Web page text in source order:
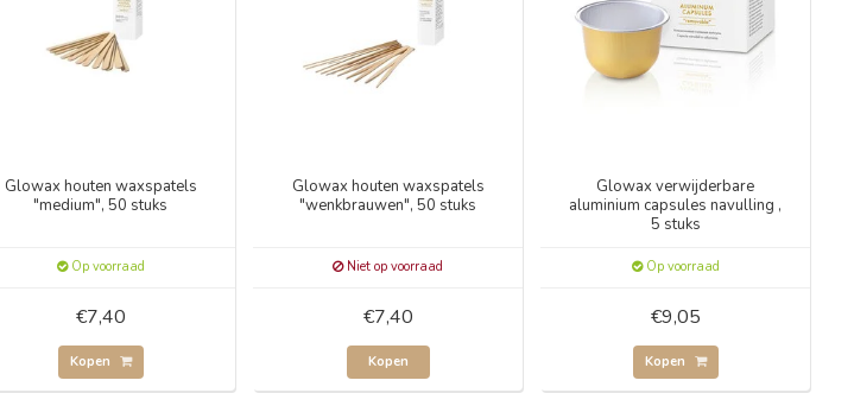
Glowax houten waxspatels
"medium", 50 stuks
Op voorraad
€7,40
Kopen
Glowax houten waxspatels
"wenkbrauwen", 50 stuks
Niet op voorraad
€7,40
Kopen
Glowax verwijderbare
aluminium capsules navulling ,
5 stuks
Op voorraad
€9,05
Kopen